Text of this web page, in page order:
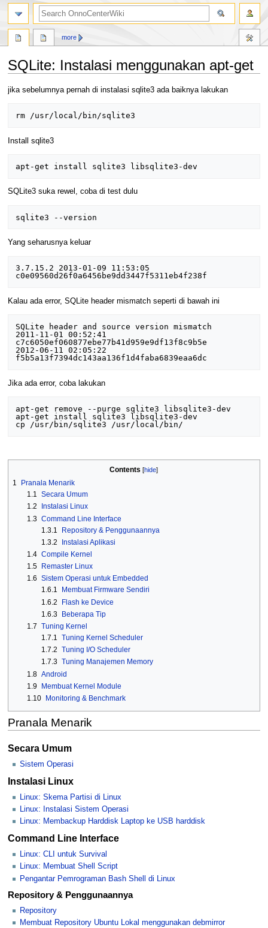
SQLite: Instalasi menggunakan apt-get
Jump
navigation
Jump
jika sebelumnya pernah di instalasi sqlite3 ada baiknya lakukan
Install sqlite3
SQLite3 suka rewel, coba di test dulu
Yang seharusnya keluar
3.7.15.2 2013-01-09 11:53:05
Kalau ada error, SQLite header mismatch seperti di bawah ini
SQLite header and source version mismatch
2011-11-01 00:52:41
c7c6050ef060877ebe77b41d959e9df13f8c9b5e
2012-06-11 02:05:22
Jika ada error, coba lakukan
apt-get remove --purge sqlite3 libsqlite3-dev
apt-get install sqlite3 libsqlite3-dev
Contents
1
Pranala Menarik
1.1 Secara Umum
1.2
Instalasi Linux
1.3 Command Line Interface
1.3.1
Repository & Penggunaannya
1.3.2
Instalasi Aplikasi
1.4 Compile Kernel
1.5
Remaster Linux
1.6 Sistem Operasi untuk Embedded
1.6.1
Membuat Firmware Sendiri
1.6.2
Flash ke Device
1.6.3 Beberapa Tip
1.7 Tuning Kernel
1.7.1 Tuning Kernel Scheduler
1.7.2 Tuning I/O Scheduler
1.7.3 Tuning Manajemen Memory
1.8 Android
1.9 Membuat Kernel Module
1.10
Monitoring & Benchmark
Pranala Menarik
Secara Umum
Sistem Operasi
Instalasi Linux
Linux: Skema Partisi di Linux
Linux: Instalasi Sistem Operasi
Linux: Membackup Harddisk Laptop ke USB harddisk
Command Line Interface
Linux: CLI untuk Survival
Linux: Membuat Shell Script
Pengantar Pemrograman Bash Shell di Linux
Repository & Penggunaannya
Repository
Membuat Repository Ubuntu Lokal menggunakan debmirror
more
search